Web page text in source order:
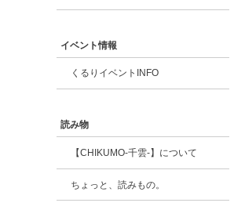
イベント情報
くるりイベントINFO
読み物
【CHIKUMO-千雲-】について
ちょっと、読みもの。